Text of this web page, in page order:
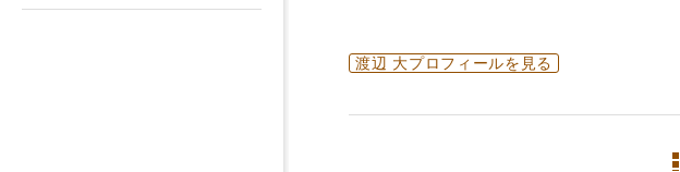
渡辺 大プロフィールを見る